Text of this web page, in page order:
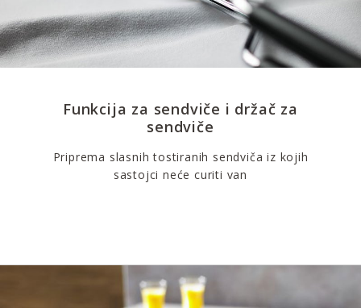
Funkcija za sendviče i držač za
sendviče
Priprema slasnih tostiranih sendviča iz kojih
sastojci neće curiti van